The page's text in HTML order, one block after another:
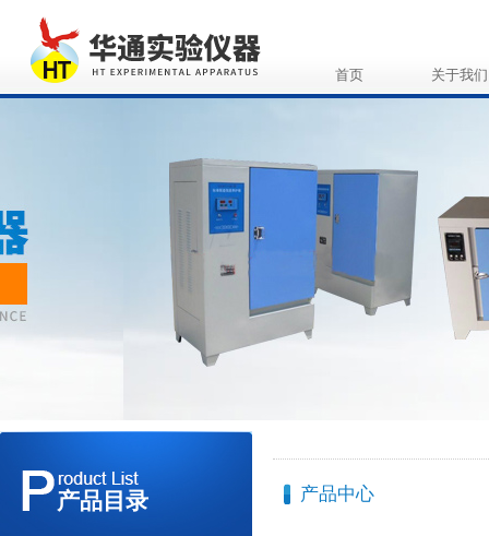
首页 关于我们
产品目录 产品中心